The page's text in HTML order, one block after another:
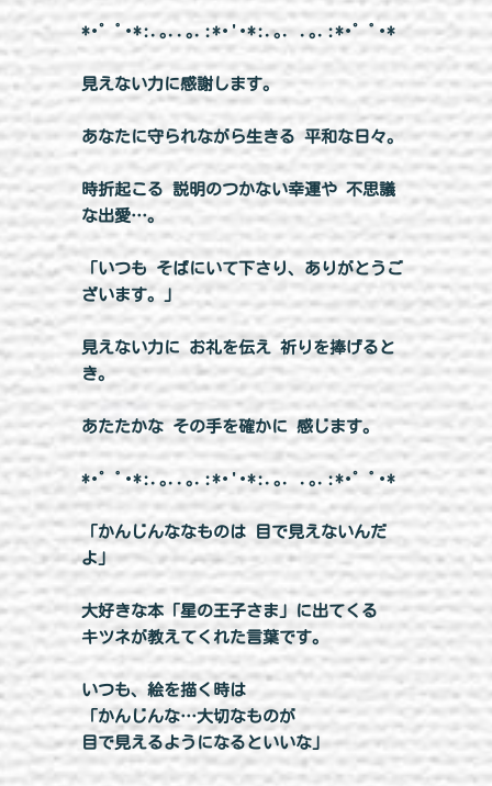
*･゜ﾟ･*:.｡..｡.:*･'･*:.｡. .｡.:*･゜ﾟ･*
見えない力に感謝します。
あなたに守られながら生きる 平和な日々。
時折起こる 説明のつかない幸運や 不思議
な出愛…。
「いつも そばにいて下さり、ありがとうご
ざいます。」
見えない力に お礼を伝え 祈りを捧げると
き。
あたたかな その手を確かに 感じます。
*･゜ﾟ･*:.｡..｡.:*･'･*:.｡. .｡.:*･゜ﾟ･*
「かんじんななものは 目で見えないんだ
よ」
大好きな本「星の王子さま」に出てくる
キツネが教えてくれた言葉です。
いつも、絵を描く時は
「かんじんな…大切なものが
目で見えるようになるといいな」